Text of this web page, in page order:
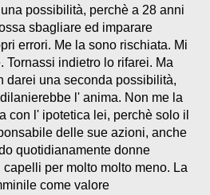
possibilità, perchè a 28 anni
sbagliare ed imparare
errori. Me la sono rischiata. Mi
Tornassi indietro lo rifarei. Ma
darei una seconda possibilità,
l' anima. Non me la
con l' ipotetica lei, perchè solo il
delle sue azioni, anche
quotidianamente donne
capelli per molto molto meno. La
come valore